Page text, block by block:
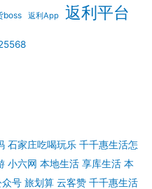
boss 返利App 返利平台
石家庄吃喝玩乐 千千惠生活怎
小六网 本地生活 享库生活 本
众号 旅划算 云客赞 千千惠生活